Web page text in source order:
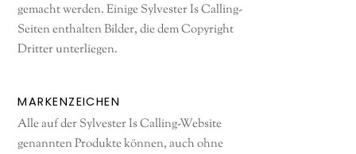
gemacht werden. Einige Sylvester Is Calling-
Seiten enthalten Bilder, die dem Copyright
Dritter unterliegen.
MARKENZEICHEN
Alle auf der Sylvester Is Calling-Website
genannten Produkte können, auch ohne